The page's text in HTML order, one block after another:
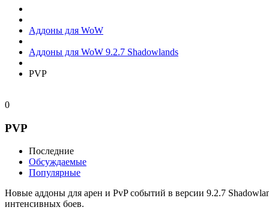
Аддоны для WoW
Аддоны для WoW 9.2.7 Shadowlands
PVP
0
PVP
Последние
Обсуждаемые
Популярные
Новые аддоны для арен и PvP событий в версии 9.2.7
интенсивных боев.